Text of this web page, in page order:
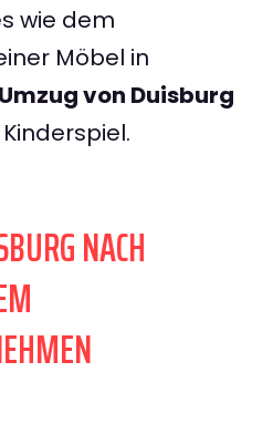
wie dem
Möbel in
Umzug von Duisburg
NACH